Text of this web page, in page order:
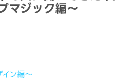
マジック編～
ン編～